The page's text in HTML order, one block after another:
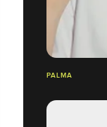
PALMA